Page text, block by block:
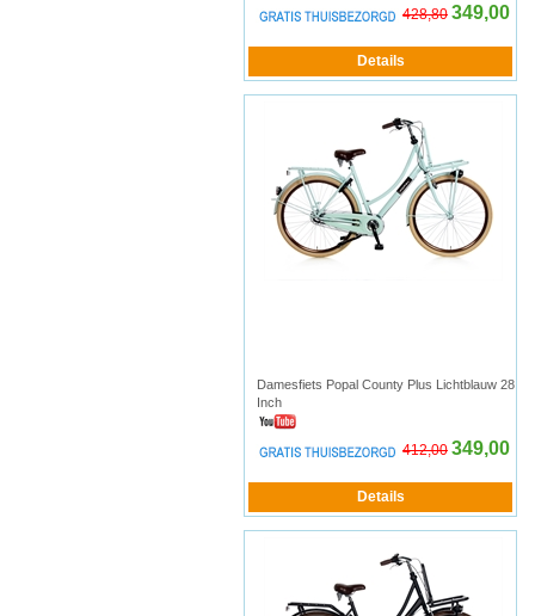
428,80 349,00
Damesfiets Popal County Plus Lichtblauw 28
Inch
412,00 349,00